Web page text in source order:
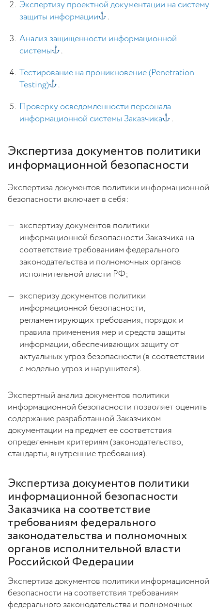
Экспертизу проектной документации на систему
защиты информации
.
Анализ защищенности информационной
системы
.
Тестирование на проникновение (Penetration
Testing)
.
Проверку осведомленности персонала
информационной системы Заказчика
.
Экспертиза документов политики
информационной безопасности
Экспертиза документов политики информационной
безопасности включает в себя:
экспертизу документов политики
информационной безопасности Заказчика на
соответствие требованиям федерального
законодательства и полномочных органов
исполнительной власти РФ;
эксперизу документов политики
информационной безопасности,
регламентирующих требования, порядок и
правила применения мер и средств защиты
информации, обеспечивающих защиту от
актуальных угроз безопасности (в соответствии
с моделью угроз и нарушителя).
Экспертный анализ документов политики
информационной безопасности позволяет оценить
содержание разработанной Заказчиком
документации на предмет ее соответствия
определенным критериям (законодательство,
стандарты, внутренние требования).
Экспертиза документов политики
информационной безопасности
Заказчика на соответствие
требованиям федерального
законодательства и полномочных
органов исполнительной власти
Российской Федерации
Экспертиза документов политики информационной
безопасности на соответствия требованиям
федерального законодательства и полномочных